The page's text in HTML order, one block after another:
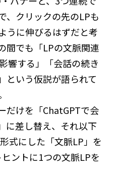
、クリックの先のLPも
うに伸びるはずだと考
間でも「LPの文脈関連
響する」「会話の続き
という仮説が語られて
だけを「ChatGPTで会
差し替え、それ以下
式にした「文脈LP」を
ントに1つの文脈LPを